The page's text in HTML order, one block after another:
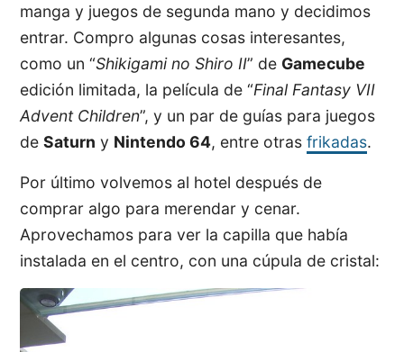
manga y juegos de segunda mano y decidimos
entrar. Compro algunas cosas interesantes,
como un “Shikigami no Shiro II” de Gamecube
edición limitada, la película de “Final Fantasy VII
Advent Children”, y un par de guías para juegos
deSaturn y Nintendo 64, entre otrasfrikadas.
Por último volvemos al hotel después de
comprar algo para merendar y cenar.
Aprovechamos para ver la capilla que había
instalada en el centro, con una cúpula de cristal: